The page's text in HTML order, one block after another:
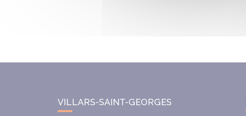
VILLARS-SAINT-GEORGES